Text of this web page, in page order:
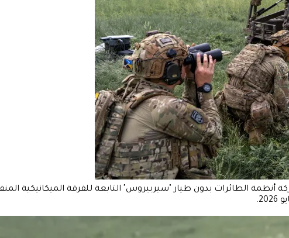
أنظمة الطائرات بدون طيار "سيربيروس" التابعة للفرقة الميكانيكية